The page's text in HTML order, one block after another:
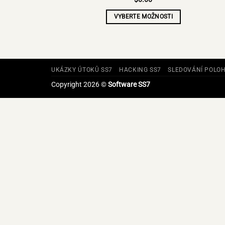
VYBERTE MOŽNOSTI
UKÁZKY ÚTOKŮ SS7 HACKING SS7 SLEDOVÁNÍ
Copyright 2026 ©Software SS7